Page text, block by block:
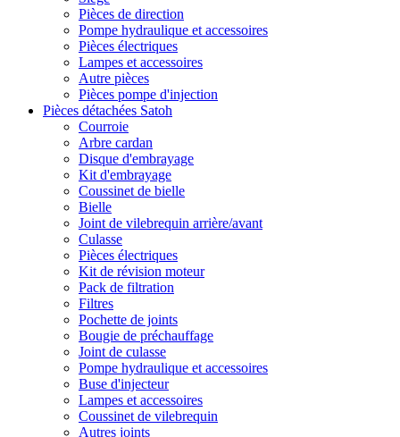
Pièces de direction
Pompe hydraulique et accessoires
Pièces électriques
Lampes et accessoires
Autre pièces
Pièces pompe d'injection
Pièces détachées Satoh
Courroie
Arbre cardan
Disque d'embrayage
Kit d'embrayage
Coussinet de bielle
Bielle
Joint de vilebrequin arrière/avant
Culasse
Pièces électriques
Kit de révision moteur
Pack de filtration
Filtres
Pochette de joints
Bougie de préchauffage
Joint de culasse
Pompe hydraulique et accessoires
Buse d'injecteur
Lampes et accessoires
Coussinet de vilebrequin
Autres joints